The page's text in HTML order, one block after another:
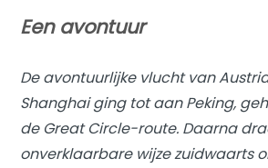
Een avontuur
De avontuurlijke vlucht van
Shanghai ging tot aan Peking,
de Great Circle-route. Daarna
onverklaarbare wijze zuidwaarts